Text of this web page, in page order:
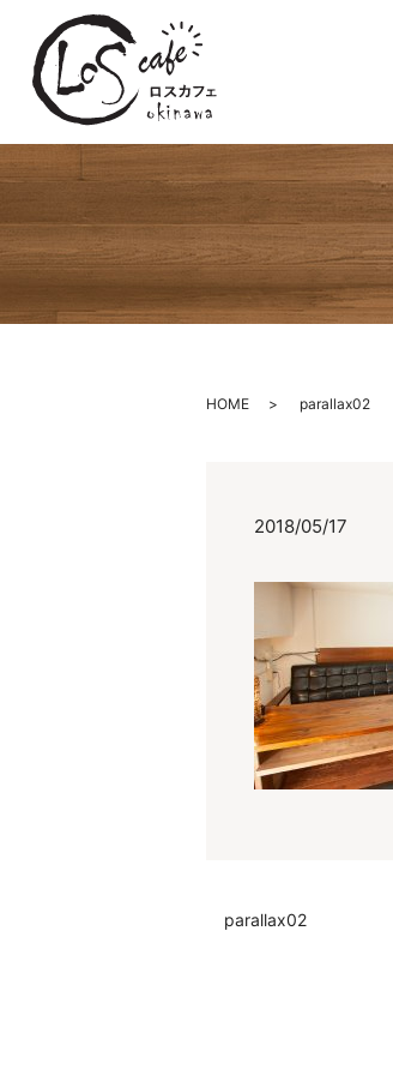
HOME parallax02
2018/05/17
parallax02